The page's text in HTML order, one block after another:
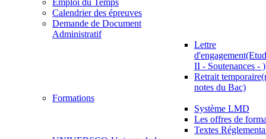
Emploi du Temps
Calendrier des épreuves
Demande de Document
Administratif
Lettre
II - Soutenances - )
Retrait
notes du Bac)
Formations
Système LMD
Les offres de
Textes